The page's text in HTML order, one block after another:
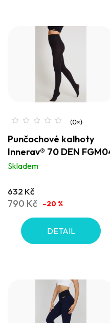
Punčochové kalhoty
Innergy® 70 DEN
Skladem
632 Kč
790 Kč –20 %
DETAIL